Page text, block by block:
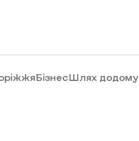
БізнесШлях додому